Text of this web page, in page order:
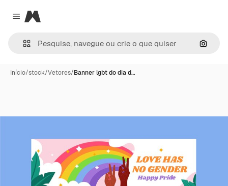
Close menu
Magnific
Início/stock/Vetores/Banner lgbt do dia d…